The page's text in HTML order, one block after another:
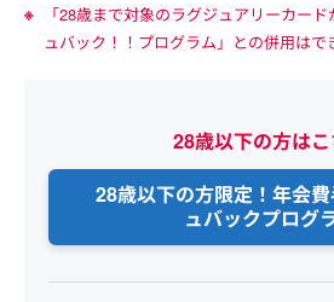
「28歳まで対象のラグジュアリーカー
ュバック！！プログラム」との併用はで
28歳以下の方はこ
28歳以下の方限定！年会
ュバックプログ